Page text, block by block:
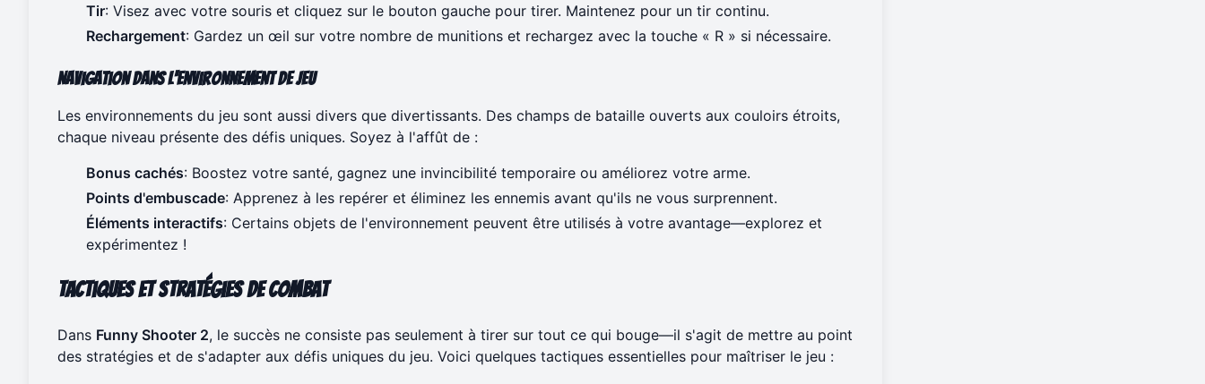
Tir: Visez avec votre souris et cliquez sur le bouton gauche pour tirer. Maintenez pour un tir continu.
Rechargement: Gardez un œil sur votre nombre de munitions et rechargez avec la touche « R » si nécessaire.
Navigation dans l'environnement de jeu
Les environnements du jeu sont aussi divers que divertissants. Des champs de bataille ouverts aux couloirs étroits,
chaque niveau présente des défis uniques. Soyez à l'affût de :
Bonus cachés: Boostez votre santé, gagnez une invincibilité temporaire ou améliorez votre arme.
Points d'embuscade: Apprenez à les repérer et éliminez les ennemis avant qu'ils ne vous surprennent.
Éléments interactifs: Certains objets de l'environnement peuvent être utilisés à votre avantage—explorez et
expérimentez !
Tactiques et stratégies de combat
Dans Funny Shooter 2, le succès ne consiste pas seulement à tirer sur tout ce qui bouge—il s'agit de mettre au point
des stratégies et de s'adapter aux défis uniques du jeu. Voici quelques tactiques essentielles pour maîtriser le jeu :